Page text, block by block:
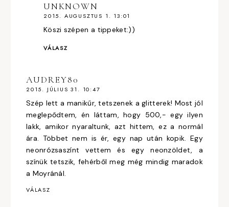
UNKNOWN
2015. AUGUSZTUS 1. 13:01
Köszi szépen a tippeket:))
VÁLASZ
AUDREY80
2015. JÚLIUS 31. 10:47
Szép lett a manikűr, tetszenek a glitterek! Most jól
meglepődtem, én láttam, hogy 500,- egy ilyen
lakk, amikor nyaraltunk, azt hittem, ez a normál
ára. Többet nem is ér, egy nap után kopik. Egy
neonrózsaszínt vettem és egy neonzöldet, a
színük tetszik, fehérből meg még mindig maradok
a Moyránál.
VÁLASZ